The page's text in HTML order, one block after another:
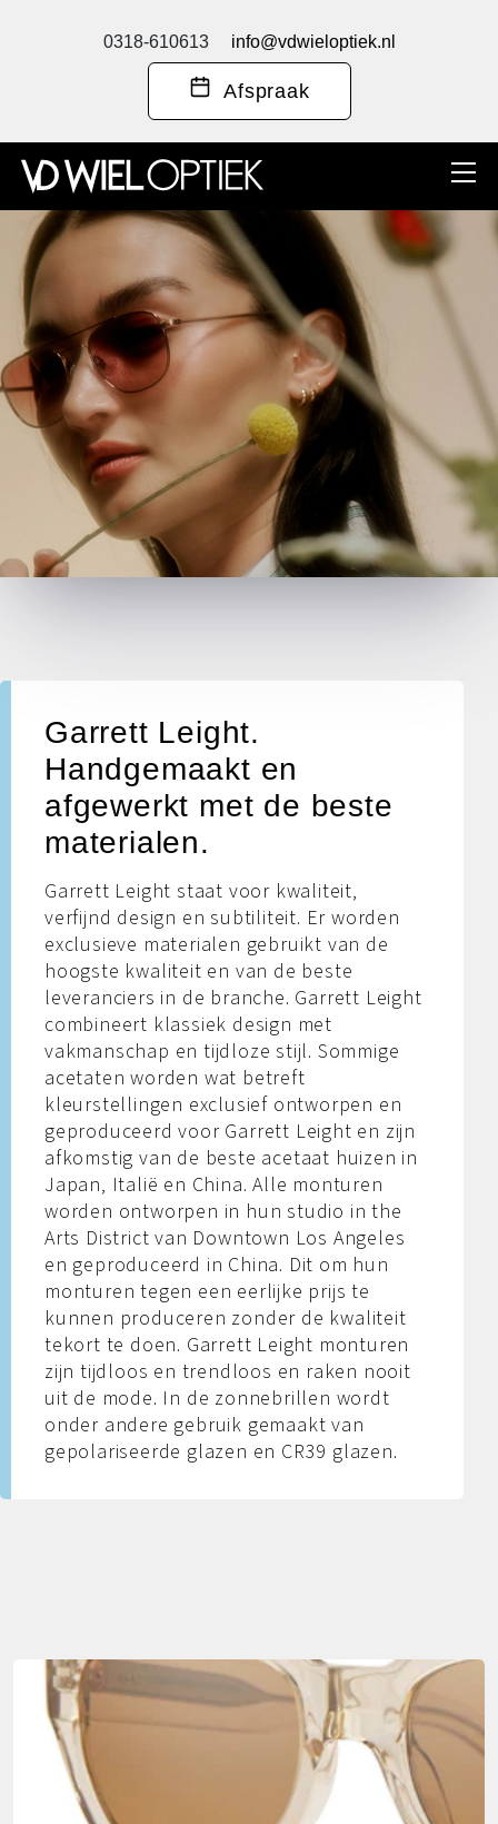
0318-610613 info@vdwieloptiek.nl
Afspraak
Garrett Leight.
Handgemaakt en
afgewerkt met de beste
materialen.
Garrett Leight staat voor kwaliteit,
verfijnd design en subtiliteit. Er worden
exclusieve materialen gebruikt van de
hoogste kwaliteit en van de beste
leveranciers in de branche. Garrett Leight
combineert klassiek design met
vakmanschap en tijdloze stijl. Sommige
acetaten worden wat betreft
kleurstellingen exclusief ontworpen en
geproduceerd voor Garrett Leight en zijn
afkomstig van de beste acetaat huizen in
Japan, Italië en China. Alle monturen
worden ontworpen in hun studio in the
Arts District van Downtown Los Angeles
en geproduceerd in China. Dit om hun
monturen tegen een eerlijke prijs te
kunnen produceren zonder de kwaliteit
tekort te doen. Garrett Leight monturen
zijn tijdloos en trendloos en raken nooit
uit de mode. In de zonnebrillen wordt
onder andere gebruik gemaakt van
gepolariseerde glazen en CR39 glazen.